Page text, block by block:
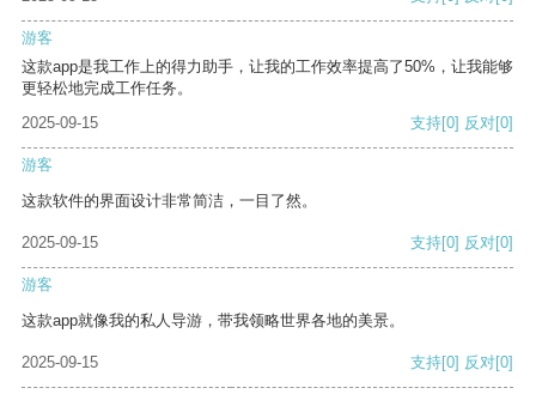
游客
这款app是我工作上的得力助手，让我的工作效率提高了50%，让我能够
更轻松地完成工作任务。
2025-09-15
支持[0] 反对[0]
游客
这款软件的界面设计非常简洁，一目了然。
2025-09-15 支持[0] 反对[0]
游客
这款app就像我的私人导游，带我领略世界各地的美景。
2025-09-15 支持[0] 反对[0]